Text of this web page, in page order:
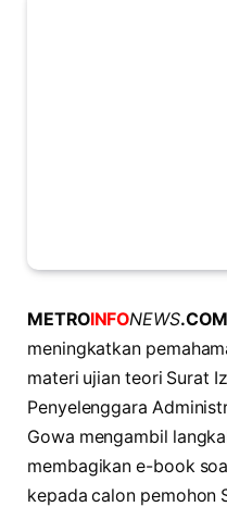
METROINFONEWS.COM
meningkatkan
materi ujian teori Surat
Penyelenggara
Gowa mengambil
membagikan e-book
kepada calon pemohon